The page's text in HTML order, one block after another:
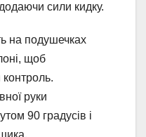
сили кидку.
на подушечках
щоб
контроль.
руки
90 градусів і